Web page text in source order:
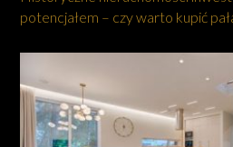
potencjałem – czy warto kupić